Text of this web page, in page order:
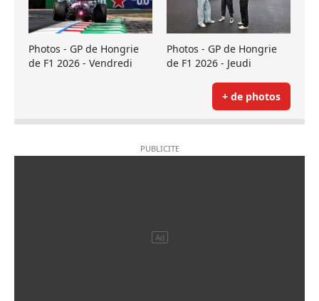
Photos - GP de Hongrie
de F1 2026 - Vendredi
Photos - GP de Hongrie
de F1 2026 - Jeudi
+ de photos